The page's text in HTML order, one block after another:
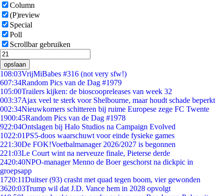
Column
(P)review
Special
Poll
Scrollbar gebruiken
opslaan
108:03VrijMiBabes #316 (not very sfw!)
607:34Random Pics van de Dag #1979
105:00Trailers kijken: de bioscoopreleases van week 32
003:37Ajax veel te sterk voor Shelbourne, maar houdt schade beperkt
002:34Nieuwkomers schitteren bij ruime Europese zege FC Twente
1900:45Random Pics van de Dag #1978
922:04Ontslagen bij Halo Studios na Campaign Evolved
1022:01PS5-doos waarschuwt voor einde fysieke games
221:30De FOK!Voetbalmanager 2026/2027 is begonnen
221:03Le Court wint na nerveuze finale, Pieterse derde
2420:40NPO-manager Menno de Boer geschorst na dickpic in
groepsapp
1720:11Duitser (93) crasht met quad tegen boom, vier gewonden
3620:03Trump wil dat J.D. Vance hem in 2028 opvolgt